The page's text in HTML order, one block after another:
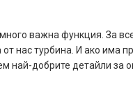
важна функция. За
нас турбина. И ако
най-добрите детайли за